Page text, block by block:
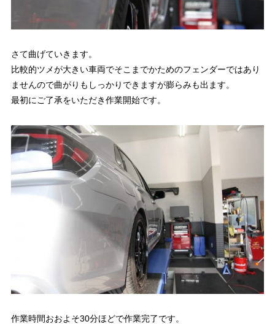
さて曲げていきます。
比較的ツメが大きい車両でそこまでかためのフェンダーではあり
ませんので曲がりもしっかりできますが膨らみも出ます。
最初にご了承をいただき作業開始です。
作業時間おおよそ30分ほどで作業完了です。